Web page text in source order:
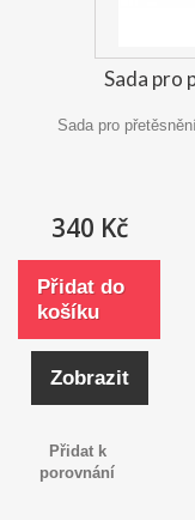
Sada pro
Sada pro
340 Kč
Přidat do
košíku
Zobrazit
Přidat k
porovnání